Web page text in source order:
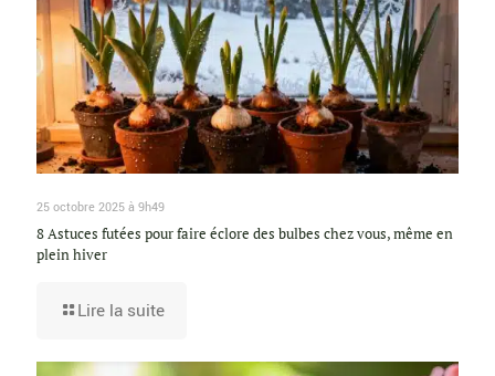
25 octobre 2025 à 9h49
8 Astuces futées pour faire éclore des bulbes chez vous, même en
plein hiver
Lire la suite